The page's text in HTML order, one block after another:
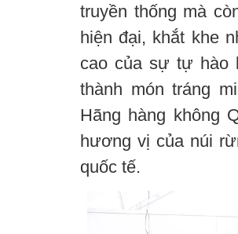
truyền thống mà
hiện đại, khắt khe
cao của sự tự hào
thành món tráng
Hãng hàng không
hương vị của núi
quốc tế.